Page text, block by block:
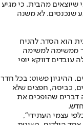
שיוצאים מהבית. כי מגיע
שנכנסים. לא משנה
הוא הסדר. להניח
ממשימה למשימה
עובדים דווקא יופי
ההיגיון פשוט: בכל חדר
כביסה, חפצים שלא
דברים שהופכים את
עצמי העתידי",